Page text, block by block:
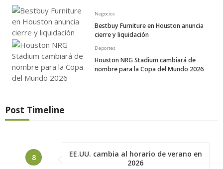
Negocios
Bestbuy Furniture en Houston anuncia
cierre y liquidación
Deportes
Houston NRG Stadium cambiará de
nombre para la Copa del Mundo 2026
Post Timeline
8
EE.UU. cambia al horario de verano en
2026